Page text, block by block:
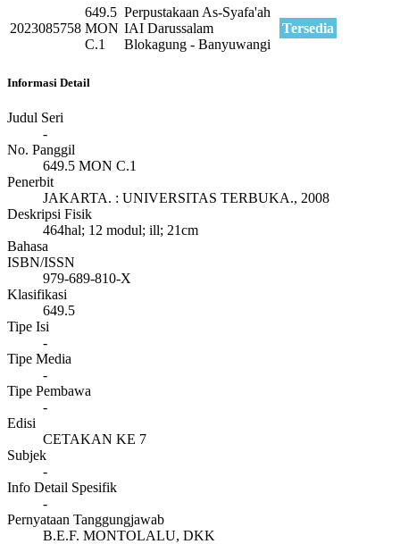
2023085758
649.5
MON
C.1
Perpustakaan As-Syafa'ah
IAI Darussalam
Blokagung - Banyuwangi
Tersedia
Informasi Detail
Judul Seri
-
No. Panggil
649.5 MON C.1
Penerbit
JAKARTA. : UNIVERSITAS TERBUKA., 2008
Deskripsi Fisik
464hal; 12 modul; ill; 21cm
Bahasa
ISBN/ISSN
979-689-810-X
Klasifikasi
649.5
Tipe Isi
-
Tipe Media
-
Tipe Pembawa
-
Edisi
CETAKAN KE 7
Subjek
-
Info Detail Spesifik
-
Pernyataan Tanggungjawab
B.E.F. MONTOLALU, DKK